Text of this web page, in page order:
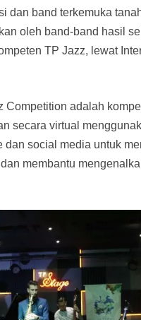
dan band terkemuka
oleh band-band hasil
TP Jazz, lewat
Competition adalah
secara virtual
dan social media untuk
membantu